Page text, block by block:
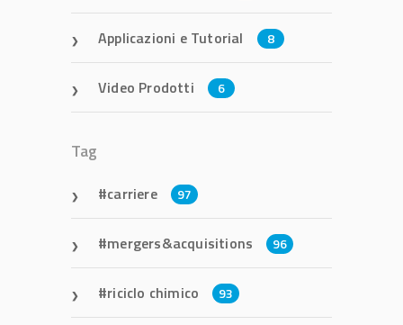
Applicazioni e Tutorial 8
Video Prodotti 6
Tag
carriere 97
mergers&acquisitions 96
riciclo chimico 93